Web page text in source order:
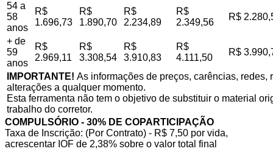
54 a
58
anos
R$
1.696,73
R$
1.890,70
R$
2.234,89
R$
2.349,56
R$
+ de
59
anos
R$
2.969,11
R$
3.308,54
R$
3.910,83
R$
4.111,50
R$
IMPORTANTE! As informações de preços, carências,
alterações a qualquer momento.
Esta ferramenta não tem o objetivo de substituir o material
trabalho do corretor.
COMPULSÓRIO - 30% DE COPARTICIPAÇÃO
Taxa de Inscrição: (Por Contrato) - R$ 7,50 por vida,
acrescentar IOF de 2,38% sobre o valor total final